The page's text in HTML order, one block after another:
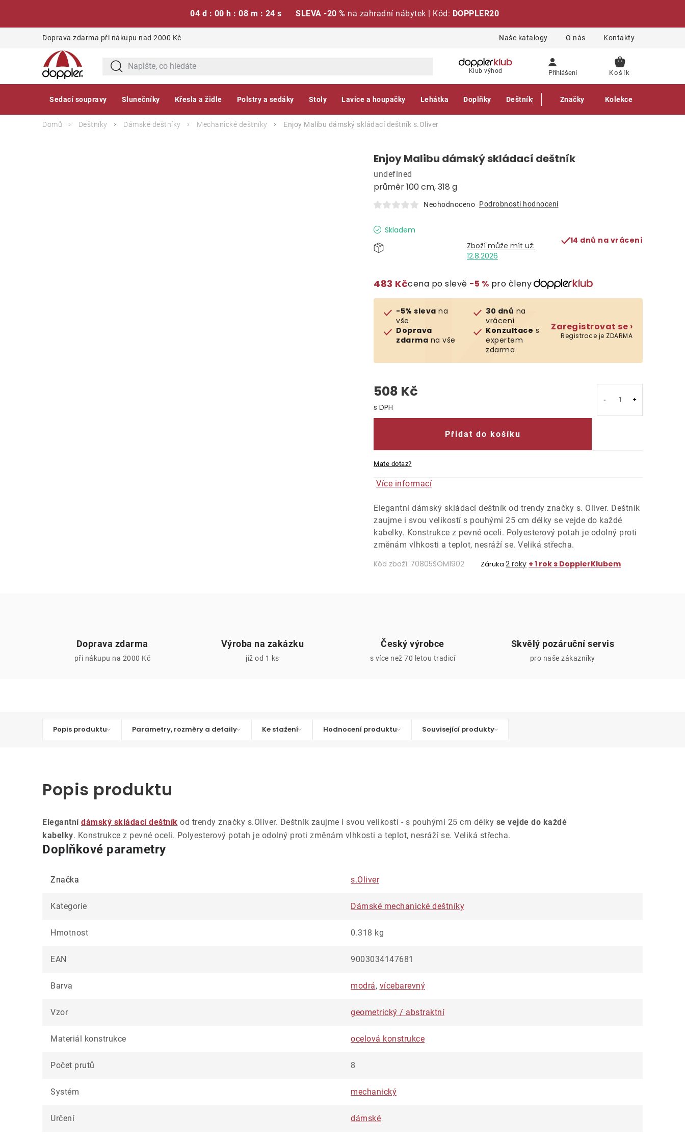
04 d : 00 h : 08 m : 23 s SLEVA -20 % na zahradní nábytek | Kód: DOPPLER20
Doprava zdarma při nákupu nad 2000 Kč Naše katalogy O nás Kontakty
Klub výhod Přihlášení
NÁKUPNÍ
Sedací soupravy Slunečníky Křesla a židle Polstry a sedáky Stoly Lavice a houpačky Lehátka Doplňky Deštníky Gastro produkty
Značky Kolekce
Domů Deštníky Dámské deštníky Mechanické deštníky Enjoy Malibu dámský skládací deštník s.Oliver
Enjoy Malibu dámský skládací deštník
průměr 100 cm, 318 g
undefined
Neohodnoceno Podrobnosti hodnocení
Skladem
12.8.2026
14 dnů na vrácení
483 Kčcena po slevě −5 % pro členy
-5% sleva na
vše
Doprava
zdarma na vše
30 dnů na
vrácení
Konzultace s
expertem
zdarma
Zaregistrovat se ›
Registrace je ZDARMA
508 Kč
Měrná cena:
Přidat do košíku
Mate dotaz?
Více informací
Elegantní dámský skládací deštník od trendy značky s. Oliver. Deštník
zaujme i svou velikostí s pouhými 25 cm délky se vejde do každé
kabelky. Konstrukce z pevné oceli. Polyesterový potah je odolný proti
změnám vlhkosti a teplot, nesráží se. Veliká střecha.
Kód zboží: 70805SOM1902 Záruka 2 roky + 1 rok s DopplerKlubem
Doprava zdarma
při nákupu na 2000 Kč
Výroba na zakázku
již od 1 ks
Český výrobce
s více než 70 letou tradicí
Skvělý pozáruční servis
pro naše zákazníky
Popis produktu Parametry, rozměry a detaily Ke stažení Hodnocení produktu Související produkty
Popis produktu
Elegantní dámský skládací deštník od trendy značky s.Oliver. Deštník zaujme i svou velikostí - s pouhými 25 cm délky se vejde do každé
kabelky. Konstrukce z pevné oceli. Polyesterový potah je odolný proti změnám vlhkosti a teplot, nesráží se. Veliká střecha.
Doplňkové parametry
Značka s.Oliver
Kategorie Dámské mechanické deštníky
Hmotnost 0.318 kg
EAN 9003034147681
Barva modrá, vícebarevný
Vzor geometrický / abstraktní
Materiál konstrukce ocelová konstrukce
Počet prutů 8
Systém mechanický
Určení dámské